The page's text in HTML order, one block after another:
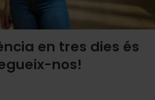
en tres dies és
nos!